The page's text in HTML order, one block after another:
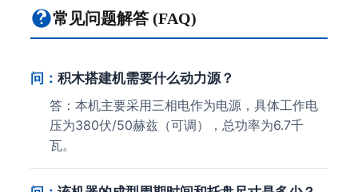
常见问题解答 (FAQ)
问： 积木搭建机需要什么动力源？
答：本机主要采用三相电作为电源，具体工作电
压为380伏/50赫兹（可调），总功率为6.7千
瓦。